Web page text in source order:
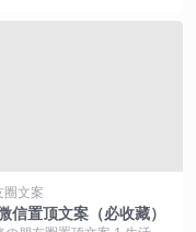
圈文案
信置顶文案（必收藏）